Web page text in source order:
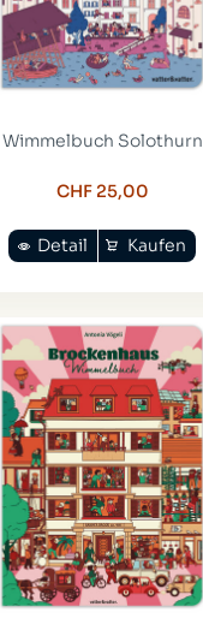
Wimmelbuch Solothurn
CHF 25,00
Kaufen
Detail